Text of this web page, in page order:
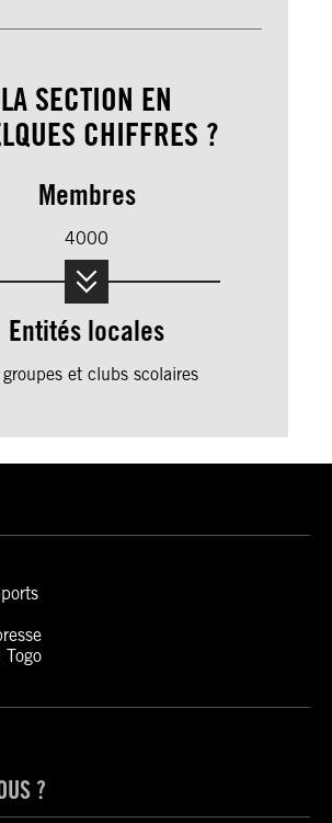
LA SECTION EN
CHIFFRES ?
Membres
4000
Entités locales
et clubs scolaires
?